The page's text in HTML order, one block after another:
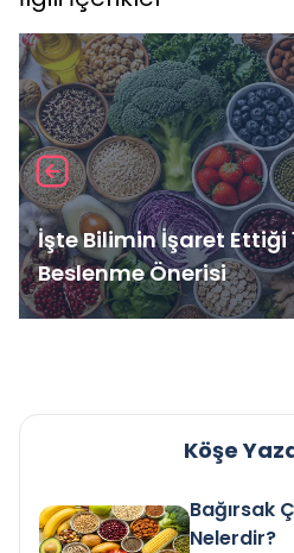
İşte Bilimin İşaret Ettiği
Beslenme Önerisi
Köşe
Bağırsak
Nelerdir?